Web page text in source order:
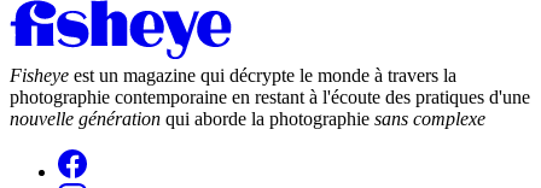
Fisheye est un magazine qui décrypte le monde à travers la
photographie contemporaine en restant à l'écoute des pratiques d'une
nouvelle génération qui aborde la photographie sans complexe